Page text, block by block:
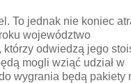
To jednak nie koniec
województwo
którzy odwiedzą jego
mogli wziąć udział w
wygrania będą pakiety